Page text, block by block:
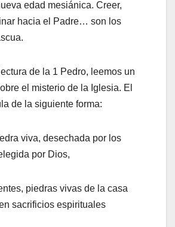
edad mesiánica. Creer,
hacia el Padre… son los
de la 1 Pedro, leemos un
el misterio de la Iglesia. El
de la siguiente forma:
viva, desechada por los
por Dios,
piedras vivas de la casa
sacrificios espirituales